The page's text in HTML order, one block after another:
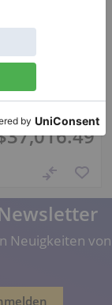
161 cm
Neuigkeiten von